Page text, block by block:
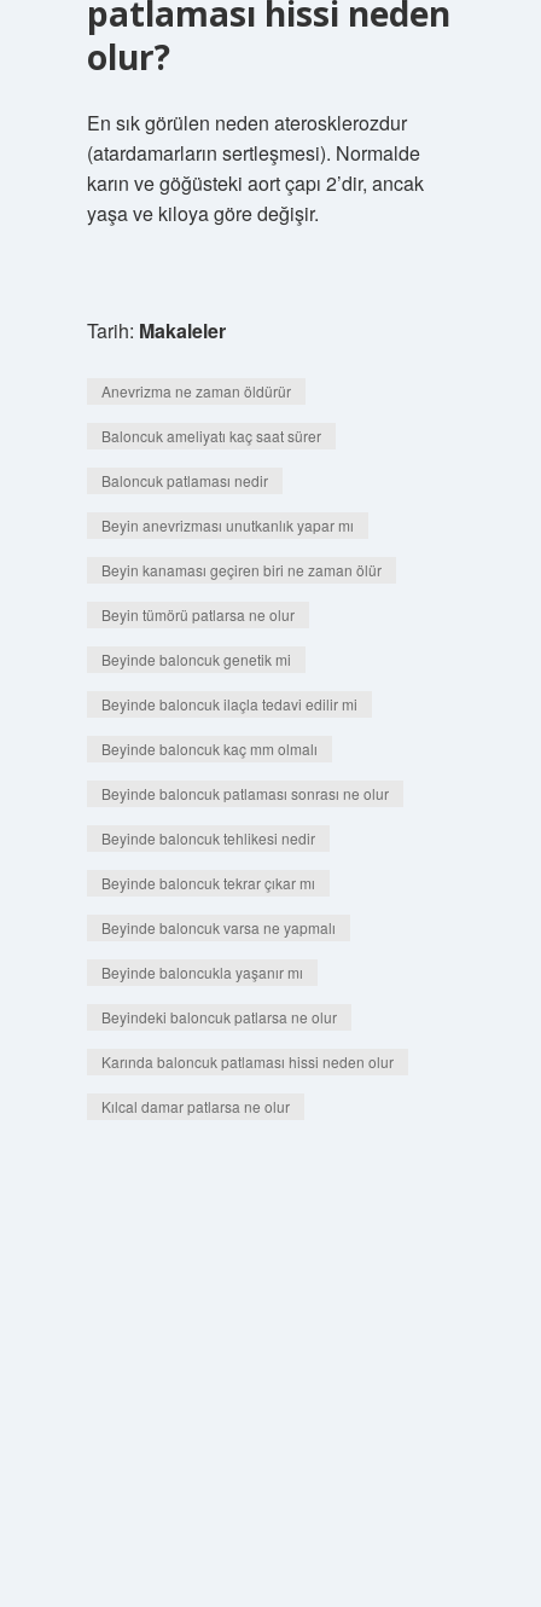
patlaması hissi neden
olur?
En sık görülen neden aterosklerozdur
(atardamarların sertleşmesi). Normalde
karın ve göğüsteki aort çapı 2’dir, ancak
yaşa ve kiloya göre değişir.
Tarih: Makaleler
Anevrizma ne zaman öldürür
Baloncuk ameliyatı kaç saat sürer
Baloncuk patlaması nedir
Beyin anevrizması unutkanlık yapar mı
Beyin kanaması geçiren biri ne zaman ölür
Beyin tümörü patlarsa ne olur
Beyinde baloncuk genetik mi
Beyinde baloncuk ilaçla tedavi edilir mi
Beyinde baloncuk kaç mm olmalı
Beyinde baloncuk patlaması sonrası ne olur
Beyinde baloncuk tehlikesi nedir
Beyinde baloncuk tekrar çıkar mı
Beyinde baloncuk varsa ne yapmalı
Beyinde baloncukla yaşanır mı
Beyindeki baloncuk patlarsa ne olur
Karında baloncuk patlaması hissi neden olur
Kılcal damar patlarsa ne olur